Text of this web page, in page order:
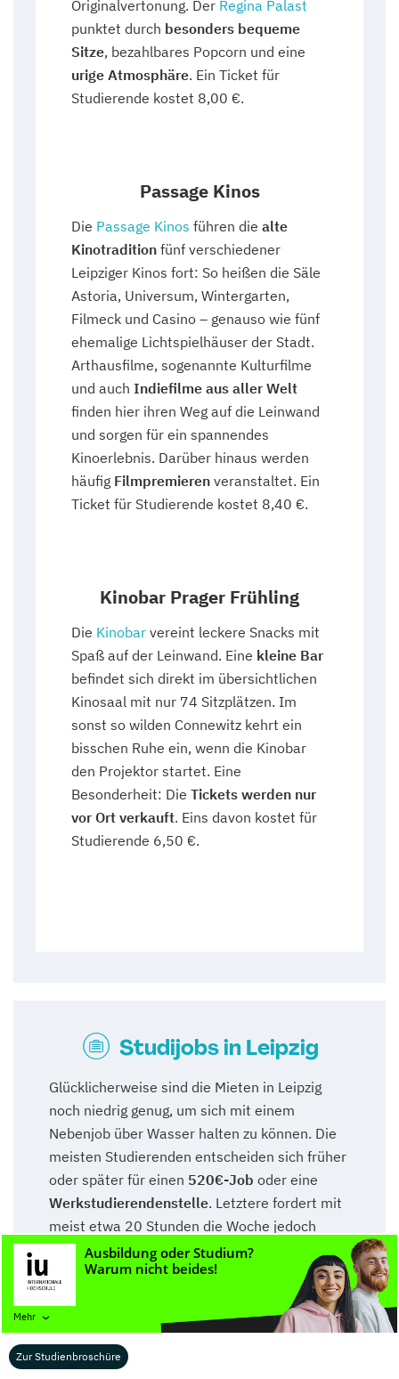
Zur Studienbroschüre
Mehr
Originalvertonung. Der Regina Palast
punktet durch besonders bequeme
Sitze, bezahlbares Popcorn und eine
urige Atmosphäre. Ein Ticket für
Studierende kostet 8,00 €.
Passage Kinos
Die Passage Kinos führen die alte
Kinotradition fünf verschiedener
Leipziger Kinos fort: So heißen die Säle
Astoria, Universum, Wintergarten,
Filmeck und Casino – genauso wie fünf
ehemalige Lichtspielhäuser der Stadt.
Arthausfilme, sogenannte Kulturfilme
und auch Indiefilme aus aller Welt
finden hier ihren Weg auf die Leinwand
und sorgen für ein spannendes
Kinoerlebnis. Darüber hinaus werden
häufig Filmpremieren veranstaltet. Ein
Ticket für Studierende kostet 8,40 €.
Kinobar Prager Frühling
Die Kinobar vereint leckere Snacks mit
Spaß auf der Leinwand. Eine kleine Bar
befindet sich direkt im übersichtlichen
Kinosaal mit nur 74 Sitzplätzen. Im
sonst so wilden Connewitz kehrt ein
bisschen Ruhe ein, wenn die Kinobar
den Projektor startet. Eine
Besonderheit: Die Tickets werden nur
vor Ort verkauft. Eins davon kostet für
Studierende 6,50 €.
Studijobs in Leipzig
Glücklicherweise sind die Mieten in Leipzig
noch niedrig genug, um sich mit einem
Nebenjob über Wasser halten zu können. Die
meisten Studierenden entscheiden sich früher
oder später für einen 520€-Job oder eine
Werkstudierendenstelle. Letztere fordert mit
meist etwa 20 Stunden die Woche jedoch
auch einen großen Teil deiner Freizeit ein. Bei
einem 520€-Job handelt es sich meist um
eine Aushilfestelle mit etwa 10
Arbeitsstunden pro Woche. Dabei hast du in
Leipziggroße Auswahl
Angebot an Cafés sucht beispielsweise immer